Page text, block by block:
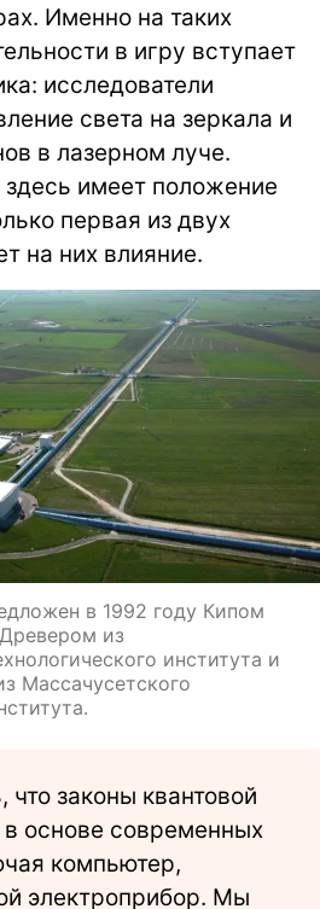
Именно на таких
в игру вступает
исследователи
света на зеркала и
в лазерном луче.
имеет положение
первая из двух
на них влияние.
в 1992 году Кипом
из
института и
Массачусетского
законы квантовой
основе современных
компьютер,
электроприбор. Мы